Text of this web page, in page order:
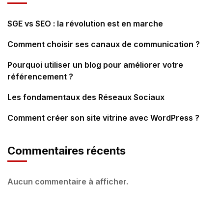
SGE vs SEO : la révolution est en marche
Comment choisir ses canaux de communication ?
Pourquoi utiliser un blog pour améliorer votre
référencement ?
Les fondamentaux des Réseaux Sociaux
Comment créer son site vitrine avec WordPress ?
Commentaires récents
Aucun commentaire à afficher.